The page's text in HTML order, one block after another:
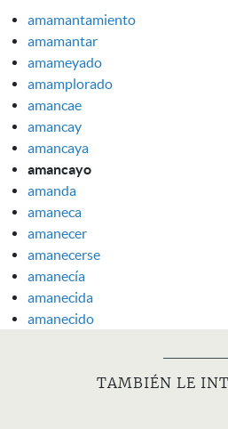
amamantamiento
amamantar
amameyado
amamplorado
amancae
amancay
amancaya
amancayo
amanda
amaneca
amanecer
amanecerse
amanecía
amanecida
amanecido
TAMBIÉN LE